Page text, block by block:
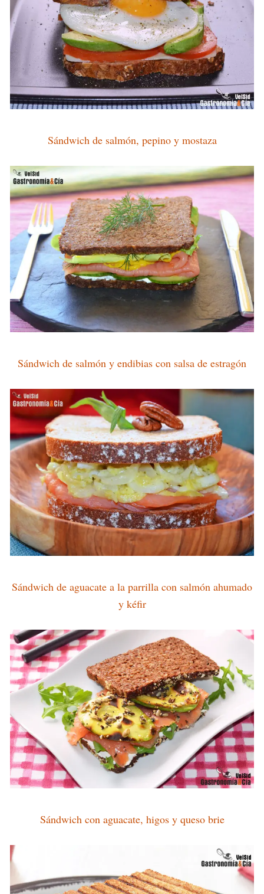
Sándwich de salmón, pepino y mostaza
Sándwich de salmón y endibias con salsa de estragón
Sándwich de aguacate a la parrilla con salmón ahumado
y kéfir
Sándwich con aguacate, higos y queso brie